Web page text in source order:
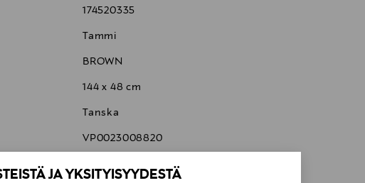
JA YKSITYISYYDESTÄ
174520335
Tammi
BROWN
144 x 48 cm
Tanska
VP0023008820